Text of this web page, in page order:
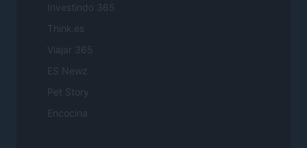
Investindo 365
Think.es
Viajar 365
ES Newz
Pet Story
Encocina